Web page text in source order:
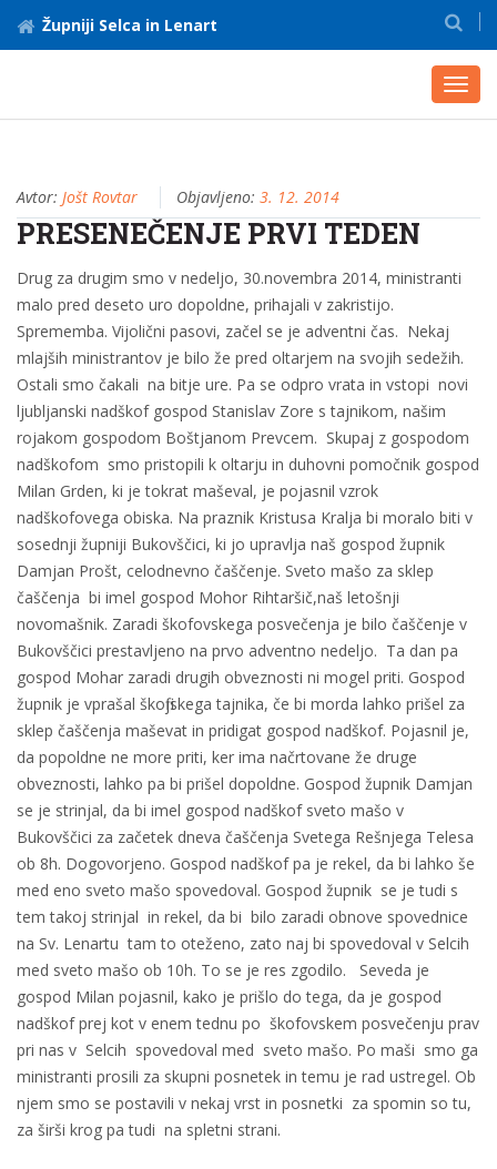
Župniji Selca in Lenart
Avtor: Jošt Rovtar Objavljeno: 3. 12. 2014
PRESENEČENJE PRVI TEDEN
Drug za drugim smo v nedeljo, 30.novembra 2014, ministranti
malo pred deseto uro dopoldne, prihajali v zakristijo.
Sprememba. Vijolični pasovi, začel se je adventni čas. Nekaj
mlajših ministrantov je bilo že pred oltarjem na svojih sedežih.
Ostali smo čakali na bitje ure. Pa se odpro vrata in vstopi novi
ljubljanski nadškof gospod Stanislav Zore s tajnikom, našim
rojakom gospodom Boštjanom Prevcem. Skupaj z gospodom
nadškofom smo pristopili k oltarju in duhovni pomočnik gospod
Milan Grden, ki je tokrat maševal, je pojasnil vzrok
nadškofovega obiska. Na praznik Kristusa Kralja bi moralo biti v
sosednji župniji Bukovščici, ki jo upravlja naš gospod župnik
Damjan Prošt, celodnevno čaščenje. Sveto mašo za sklep
čaščenja bi imel gospod Mohor Rihtaršič,naš letošnji
novomašnik. Zaradi škofovskega posvečenja je bilo čaščenje v
Bukovščici prestavljeno na prvo adventno nedeljo. Ta dan pa
gospod Mohar zaradi drugih obveznosti ni mogel priti. Gospod
župnik je vprašal škofijskega tajnika, če bi morda lahko prišel za
sklep čaščenja maševat in pridigat gospod nadškof. Pojasnil je,
da popoldne ne more priti, ker ima načrtovane že druge
obveznosti, lahko pa bi prišel dopoldne. Gospod župnik Damjan
se je strinjal, da bi imel gospod nadškof sveto mašo v
Bukovščici za začetek dneva čaščenja Svetega Rešnjega Telesa
ob 8h. Dogovorjeno. Gospod nadškof pa je rekel, da bi lahko še
med eno sveto mašo spovedoval. Gospod župnik se je tudi s
tem takoj strinjal in rekel, da bi bilo zaradi obnove spovednice
na Sv. Lenartu tam to oteženo, zato naj bi spovedoval v Selcih
med sveto mašo ob 10h. To se je res zgodilo. Seveda je
gospod Milan pojasnil, kako je prišlo do tega, da je gospod
nadškof prej kot v enem tednu po škofovskem posvečenju prav
pri nas v Selcih spovedoval med sveto mašo. Po maši smo ga
ministranti prosili za skupni posnetek in temu je rad ustregel. Ob
njem smo se postavili v nekaj vrst in posnetki za spomin so tu,
za širši krog pa tudi na spletni strani.